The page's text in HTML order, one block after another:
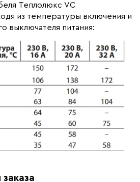
Теплолюкс VC
из температуры включения и
выключателя питания: